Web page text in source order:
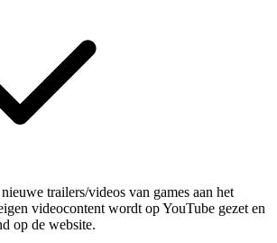
trailers/videos van games aan het
videocontent wordt op YouTube gezet en
op de website.